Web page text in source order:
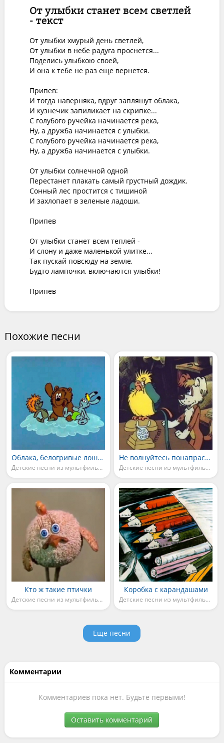
От улыбки станет всем светлей
- текст
От улыбки хмурый день светлей,
От улыбки в небе радуга проснется...
Поделись улыбкою своей,
И она к тебе не раз еще вернется.
Припев:
И тогда наверняка, вдруг запляшут облака,
И кузнечик запиликает на скрипке...
С голубого ручейка начинается река,
Ну, а дружба начинается с улыбки.
С голубого ручейка начинается река,
Ну, а дружба начинается с улыбки.
От улыбки солнечной одной
Перестанет плакать самый грустный дождик.
Сонный лес простится с тишиной
И захлопает в зеленые ладоши.
Припев
От улыбки станет всем теплей -
И слону и даже маленькой улитке...
Так пускай повсюду на земле,
Будто лампочки, включаются улыбки!
Припев
Похожие песни
Облака, белогривые лошадки
Детские песни из мультфильмов
Не волнуйтесь понапрасну
Детские песни из мультфильмов
Кто ж такие птички
Детские песни из мультфильмов
Коробка с карандашами
Детские песни из мультфильмов
Еще песни
Комментарии
Комментариев пока нет. Будьте первыми!
Оставить комментарий